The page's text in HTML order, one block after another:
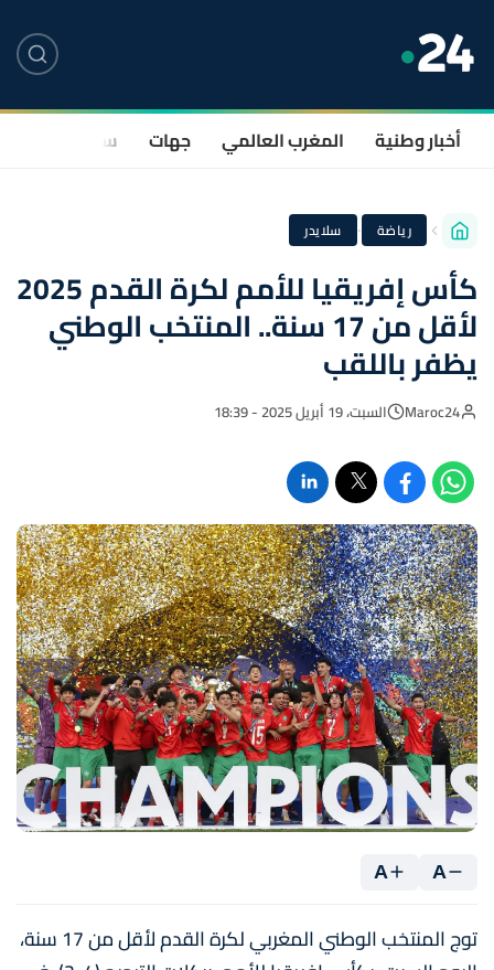
أخبار وطنية المغرب العالمي جهات سياسة
رياضة · سلايدر
كأس إفريقيا للأمم لكرة القدم 2025
لأقل من 17 سنة.. المنتخب الوطني
يظفر باللقب
Maroc24 السبت، 19 أبريل 2025 - 18:39
A
A
توج المنتخب الوطني المغربي لكرة القدم لأقل من 17 سنة،